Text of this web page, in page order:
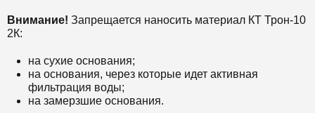
Внимание! Запрещается наносить материал КТ Трон-10
2К:
на сухие основания;
на основания, через которые идет активная
фильтрация воды;
на замерзшие основания.